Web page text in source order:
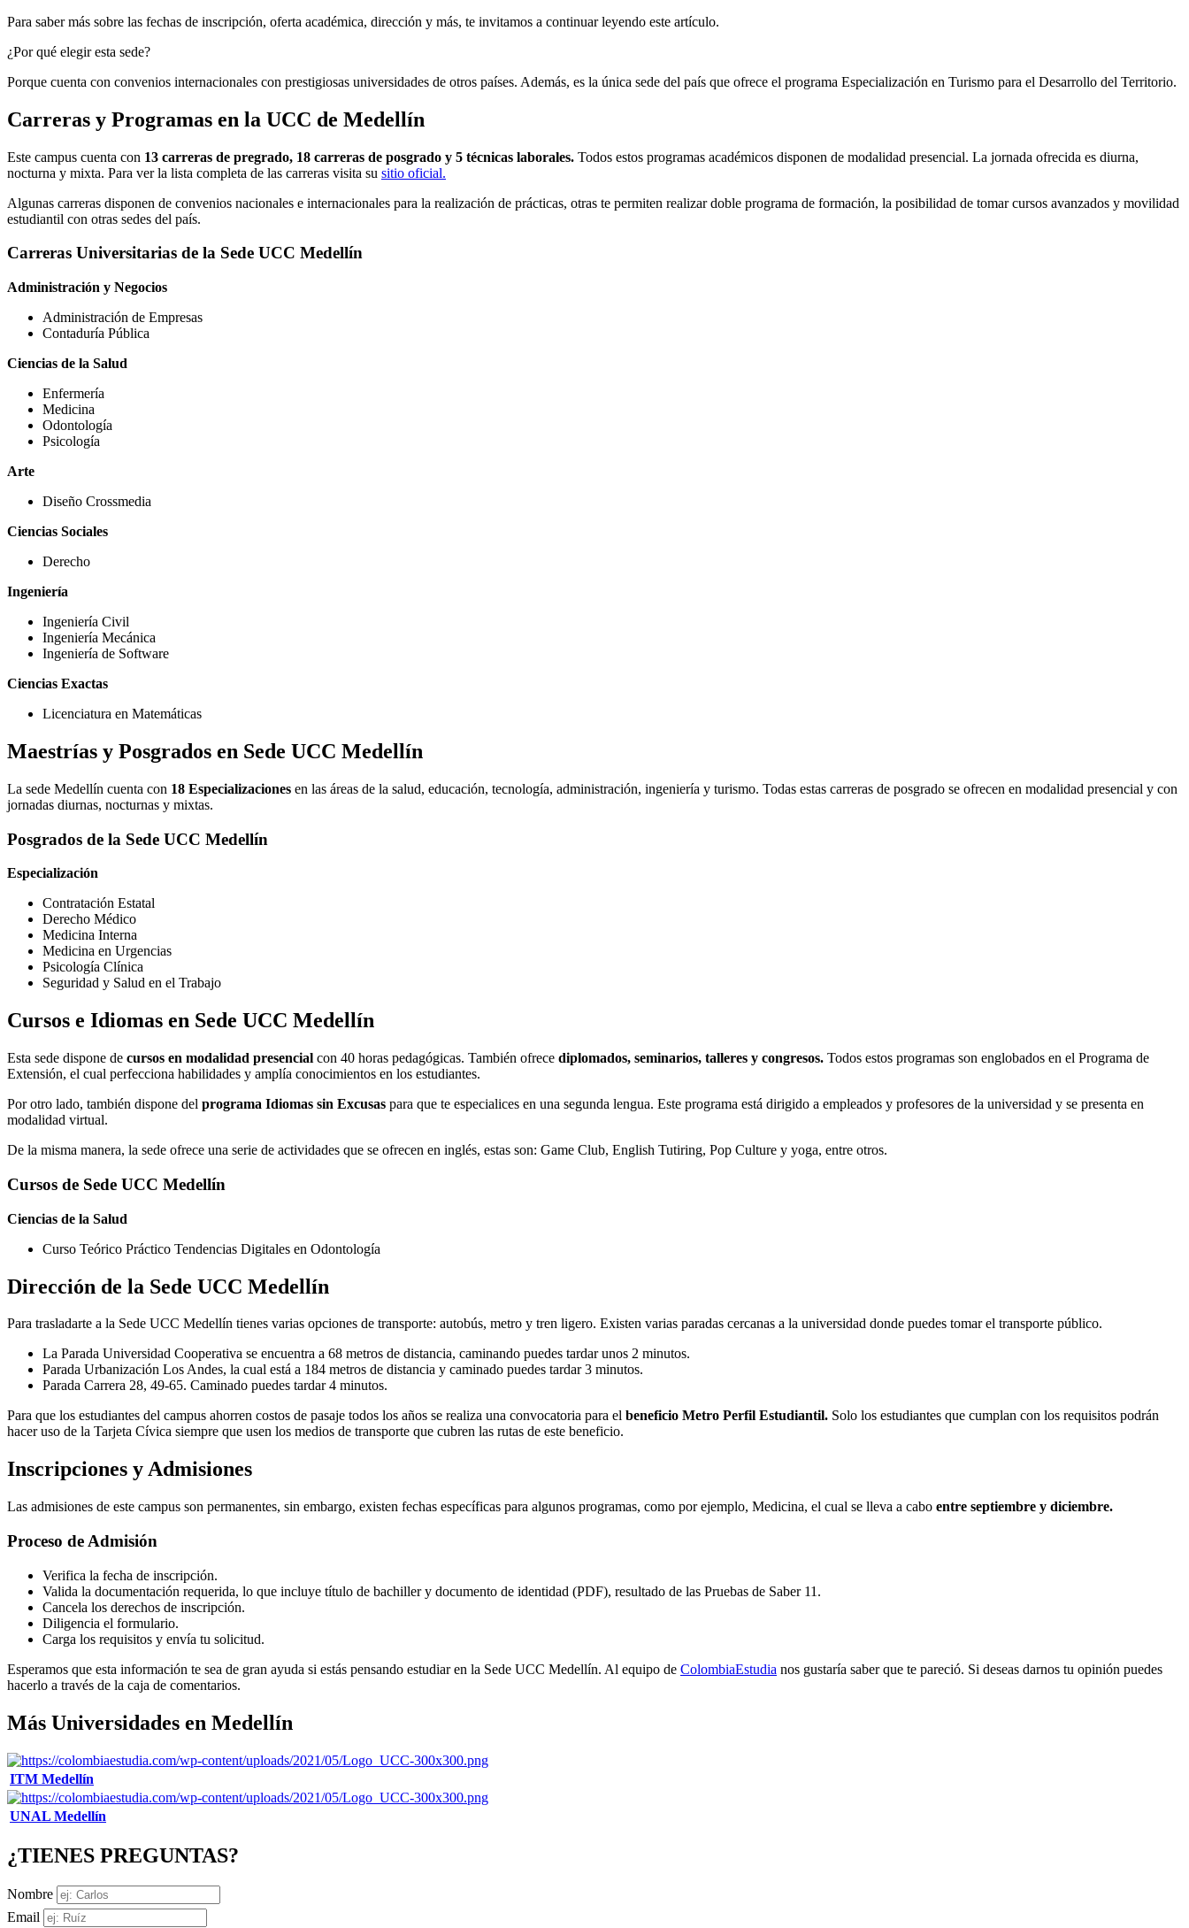
Para saber más sobre las fechas de inscripción, oferta académica, dirección y más, te invitamos a continuar leyendo este artículo.
¿Por qué elegir esta sede?
Porque cuenta con convenios internacionales con prestigiosas universidades de otros países. Además, es la única sede del país que ofrece el programa Especialización en Turismo para el Desarrollo del Territorio.
Carreras y Programas en la UCC de Medellín
Este campus cuenta con 13 carreras de pregrado, 18 carreras de posgrado y 5 técnicas laborales. Todos estos programas académicos disponen de modalidad presencial. La jornada ofrecida es diurna,
nocturna y mixta. Para ver la lista completa de las carreras visita su sitio oficial.
Algunas carreras disponen de convenios nacionales e internacionales para la realización de prácticas, otras te permiten realizar doble programa de formación, la posibilidad de tomar cursos avanzados y movilidad
estudiantil con otras sedes del país.
Carreras Universitarias de la Sede UCC Medellín
Administración y Negocios
Administración de Empresas
Contaduría Pública
Ciencias de la Salud
Enfermería
Medicina
Odontología
Psicología
Arte
Diseño Crossmedia
Ciencias Sociales
Derecho
Ingeniería
Ingeniería Civil
Ingeniería Mecánica
Ingeniería de Software
Ciencias Exactas
Licenciatura en Matemáticas
Maestrías y Posgrados en Sede UCC Medellín
La sede Medellín cuenta con 18 Especializaciones en las áreas de la salud, educación, tecnología, administración, ingeniería y turismo. Todas estas carreras de posgrado se ofrecen en modalidad presencial y con
jornadas diurnas, nocturnas y mixtas.
Posgrados de la Sede UCC Medellín
Especialización
Contratación Estatal
Derecho Médico
Medicina Interna
Medicina en Urgencias
Psicología Clínica
Seguridad y Salud en el Trabajo
Cursos e Idiomas en Sede UCC Medellín
Esta sede dispone de cursos en modalidad presencial con 40 horas pedagógicas. También ofrece diplomados, seminarios, talleres y congresos. Todos estos programas son englobados en el Programa de
Extensión, el cual perfecciona habilidades y amplía conocimientos en los estudiantes.
Por otro lado, también dispone del programa Idiomas sin Excusas para que te especialices en una segunda lengua. Este programa está dirigido a empleados y profesores de la universidad y se presenta en
modalidad virtual.
De la misma manera, la sede ofrece una serie de actividades que se ofrecen en inglés, estas son: Game Club, English Tutiring, Pop Culture y yoga, entre otros.
Cursos de Sede UCC Medellín
Ciencias de la Salud
Curso Teórico Práctico Tendencias Digitales en Odontología​
Dirección de la Sede UCC Medellín
Para trasladarte a la Sede UCC Medellín tienes varias opciones de transporte: autobús, metro y tren ligero. Existen varias paradas cercanas a la universidad donde puedes tomar el transporte público.
La Parada Universidad Cooperativa se encuentra a 68 metros de distancia, caminando puedes tardar unos 2 minutos.
Parada Urbanización Los Andes, la cual está a 184 metros de distancia y caminado puedes tardar 3 minutos.
Parada Carrera 28, 49-65. Caminado puedes tardar 4 minutos.
Para que los estudiantes del campus ahorren costos de pasaje todos los años se realiza una convocatoria para el beneficio Metro Perfil Estudiantil. Solo los estudiantes que cumplan con los requisitos podrán
hacer uso de la Tarjeta Cívica siempre que usen los medios de transporte que cubren las rutas de este beneficio.
Inscripciones y Admisiones
Las admisiones de este campus son permanentes, sin embargo, existen fechas específicas para algunos programas, como por ejemplo, Medicina, el cual se lleva a cabo entre septiembre y diciembre.
Proceso de Admisión
Verifica la fecha de inscripción.
Valida la documentación requerida, lo que incluye título de bachiller y documento de identidad (PDF), resultado de las Pruebas de Saber 11.
Cancela los derechos de inscripción.
Diligencia el formulario.
Carga los requisitos y envía tu solicitud​.
Esperamos que esta información te sea de gran ayuda si estás pensando estudiar en la Sede UCC Medellín. Al equipo de ColombiaEstudia nos gustaría saber que te pareció. Si deseas darnos tu opinión puedes
hacerlo a través de la caja de comentarios.
Más Universidades en Medellín
ITM Medellín
UNAL Medellín
¿TIENES PREGUNTAS?
Nombre
Email